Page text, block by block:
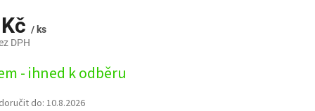
/ ks
DPH
- ihned k odběru
do: 10.8.2026